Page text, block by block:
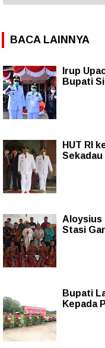
BACA LAINNYA
Irup
Bupati
HUT RI
Aloysius
Stasi
Bupati
Kepada